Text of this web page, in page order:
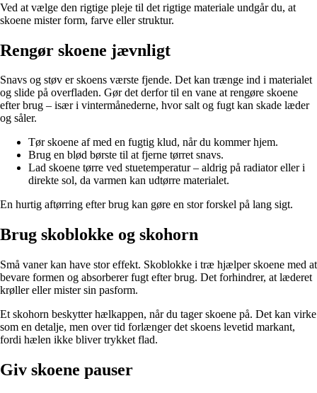
Ved at vælge den rigtige pleje til det rigtige materiale undgår du, at
skoene mister form, farve eller struktur.
Rengør skoene jævnligt
Snavs og støv er skoens værste fjende. Det kan trænge ind i materialet
og slide på overfladen. Gør det derfor til en vane at rengøre skoene
efter brug – især i vintermånederne, hvor salt og fugt kan skade læder
og såler.
Tør skoene af med en fugtig klud, når du kommer hjem.
Brug en blød børste til at fjerne tørret snavs.
Lad skoene tørre ved stuetemperatur – aldrig på radiator eller i
direkte sol, da varmen kan udtørre materialet.
En hurtig aftørring efter brug kan gøre en stor forskel på lang sigt.
Brug skoblokke og skohorn
Små vaner kan have stor effekt. Skoblokke i træ hjælper skoene med at
bevare formen og absorberer fugt efter brug. Det forhindrer, at læderet
krøller eller mister sin pasform.
Et skohorn beskytter hælkappen, når du tager skoene på. Det kan virke
som en detalje, men over tid forlænger det skoens levetid markant,
fordi hælen ikke bliver trykket flad.
Giv skoene pauser